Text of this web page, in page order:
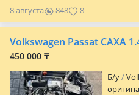
обзор;
8 августа 848 8
Volkswagen Passat CAXA
450 000 ₸
Б/y